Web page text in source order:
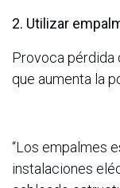
2. Utilizar
Provoca pérdida
que aumenta la
“Los empalmes
instalaciones